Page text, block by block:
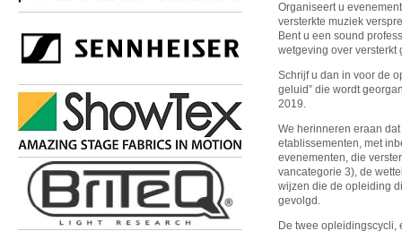
Organiseert u
versterkte muziek
Bent u een sound
wetgeving over versterkt
Schrijf u dan in voor de
geluid” die wordt
2019.
We herinneren eraan
etablissementen, met
evenementen, die
vancategorie 3), de
wijzen die de opleiding
gevolgd.
De twee opleidingscycli,